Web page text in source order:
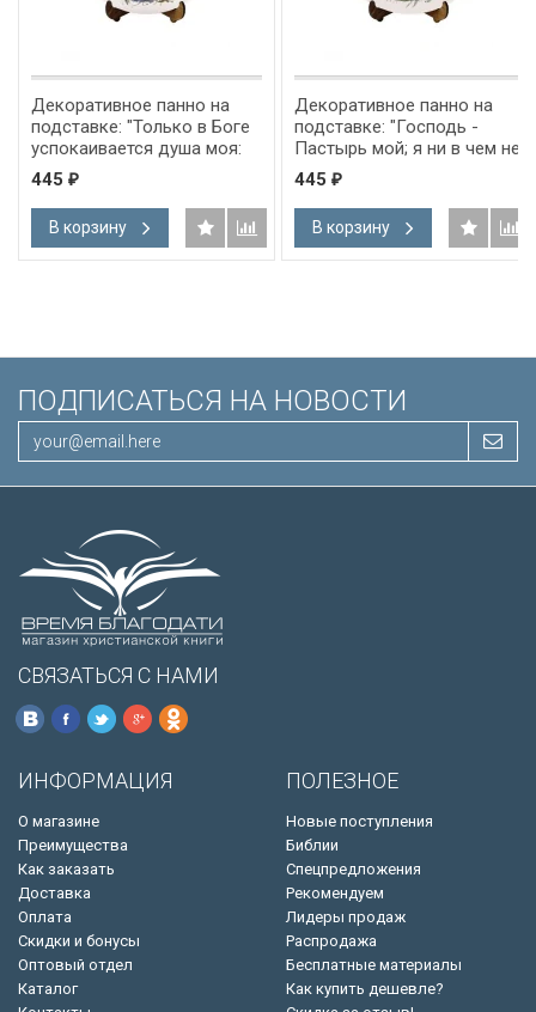
Декоративное панно на
подставке: "Только в Боге
успокаивается душа моя:
от Него спасение мое" Пс
61:2
445 ₽
В корзину
Декоративное панно на
подставке: "Господь -
Пастырь мой; я ни в чем не
буду нуждаться" Пс 22:1
445 ₽
В корзину
ПОДПИСАТЬСЯ НА НОВОСТИ
СВЯЗАТЬСЯ С НАМИ
ИНФОРМАЦИЯ
О магазине
Преимущества
Как заказать
Доставка
Оплата
Скидки и бонусы
Оптовый отдел
Каталог
ПОЛЕЗНОЕ
Новые поступления
Библии
Спецпредложения
Рекомендуем
Лидеры продаж
Распродажа
Бесплатные материалы
Как купить дешевле?